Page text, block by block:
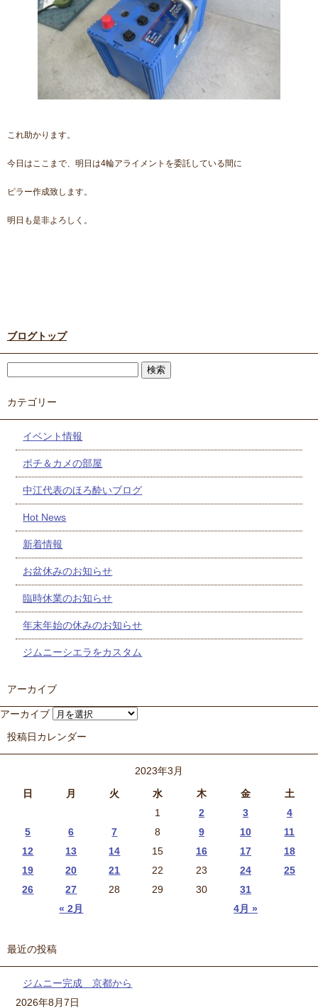
これ助かります。
今日はここまで、明日は4輪アライメントを委託している間に
ピラー作成致します。
明日も是非よろしく。
ブログトップ
カテゴリー
イベント情報
ポチ＆カメの部屋
中江代表のほろ酔いブログ
Hot News
新着情報
お盆休みのお知らせ
臨時休業のお知らせ
年末年始の休みのお知らせ
ジムニーシエラをカスタム
アーカイブ
アーカイブ
投稿日カレンダー
2023年3月
日
月 火 水 木 金 土
« 2月 4月 »
1 2 3
4
5
6 7 8 9 10
11
12
13 14 15 16 17
18
19
20 21 22 23 24
25
26
27 28 29 30 31
最近の投稿
ジムニー完成 京都から
2026年8月7日